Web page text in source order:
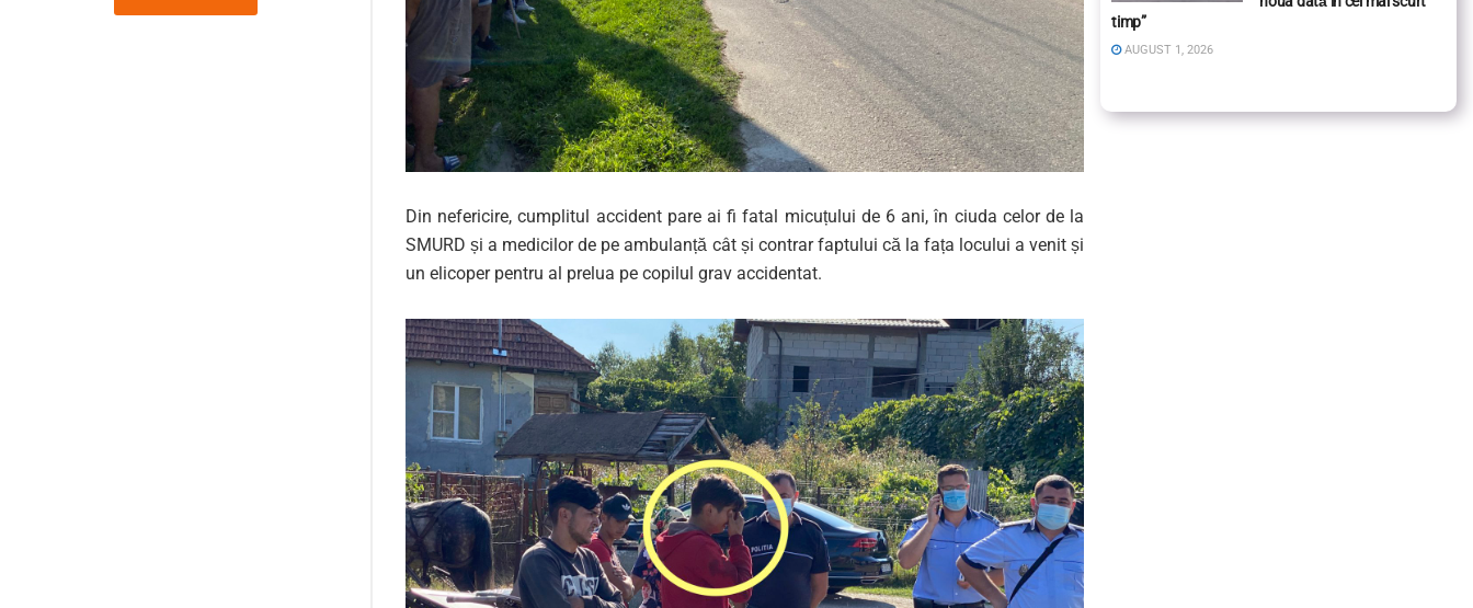
Din nefericire, cumplitul accident pare ai fi fatal micuțului de 6 ani, în ciuda celor de la
SMURD și a medicilor de pe ambulanță cât și contrar faptului că la fața locului a venit și
un elicoper pentru al prelua pe copilul grav accidentat.
timp”
AUGUST 1, 2026